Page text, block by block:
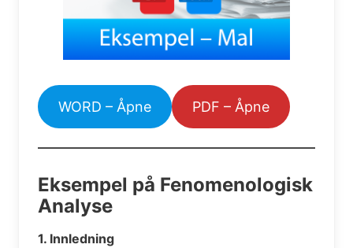
WORD – Åpne PDF – Åpne
Eksempel på Fenomenologisk
Analyse
1. Innledning